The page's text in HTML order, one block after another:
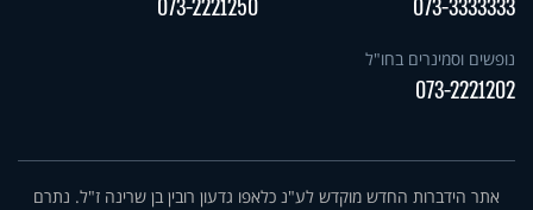
073-3333333
073-2221250
נופשים וסמינרים בחו"ל
073-2221202
אתר הידברות החדש מוקדש לע"נ כלאפו גדעון רובין בן שרינה ז"ל. נתרם